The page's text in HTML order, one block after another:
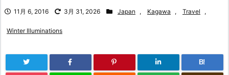
11月 6, 2016 3月 31, 2026 Japan , Kagawa , Travel ,
Winter Illuminations
B!